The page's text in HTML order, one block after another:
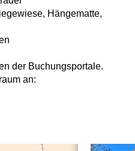
Hängematte,
der Buchungsportale.
an: